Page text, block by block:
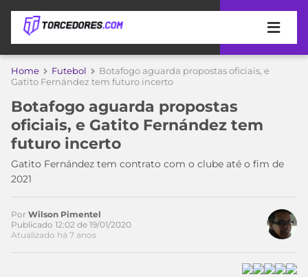
APOSTAS
DE
APOSTA
MELHORES
DE
APOSTAS
2026
COPA
DO
MUNDO
TIMES
MEU
TIME
CAMPEONATOS
Home Futebol
Botafogo aguarda propostas oficiais, e
Gatito Fernández tem futuro incerto
Botafogo aguarda propostas
oficiais, e Gatito Fernández tem
futuro incerto
Gatito Fernández tem contrato com o clube até o fim de
2021
Por Wilson Pimentel
Publicado 12:02 de 19/01/2020
Atualizado há 7 anos